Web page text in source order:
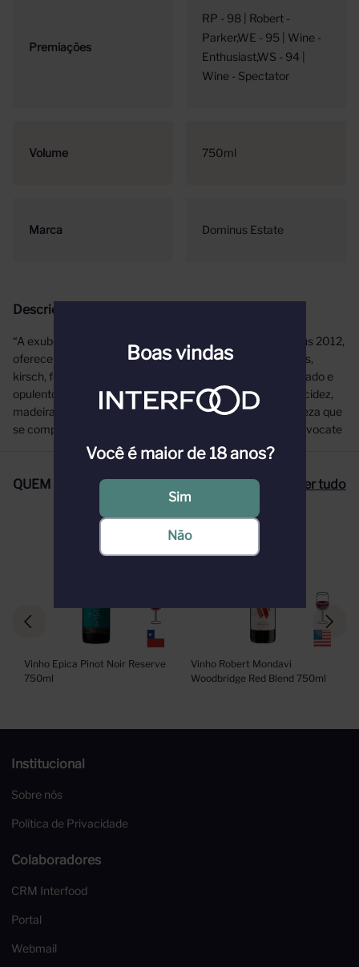
Premiações
RP - 98 | Robert -
Parker,WE - 95 | Wine -
Enthusiast,WS - 94 |
Wine - Spectator
Volume 750ml
Marca Dominus Estate
Descrição
“A exuberância no nariz do deslumbrante e denso Dominus 2012,
oferece notas de especiarias asiáticas, groselhas maduras,
kirsch, folha de tabaco e bolo de frutas de Natal. É encorpado e
opulento, sem arestas, com uma integração perfeita de acidez,
madeira e tanino em conjunto com uma densidade e riqueza que
se complementam, para durar 25-30 anos.” The Wine Advocate
QUEM COMPROU, COMPROU TAMBÉM Ver tudo
Vinho Epica Pinot Noir Reserve
750ml
Vinho Robert Mondavi
Woodbridge Red Blend 750ml
Institucional
Sobre nós
Política de Privacidade
Colaboradores
CRM Interfood
Portal
Webmail
Boas vindas
Você é maior de 18 anos?
Sim
Não